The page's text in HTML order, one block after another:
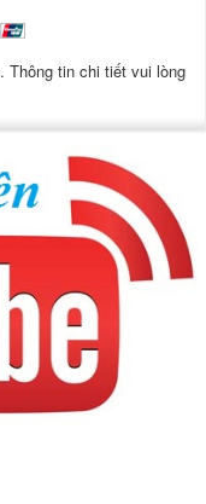
Thông tin chi tiết vui lòng